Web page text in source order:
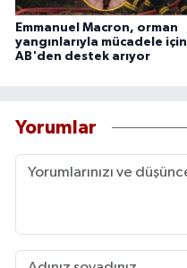
Emmanuel Macron, orman
yangınlarıyla mücadele için
AB'den destek arıyor
Yorumlar